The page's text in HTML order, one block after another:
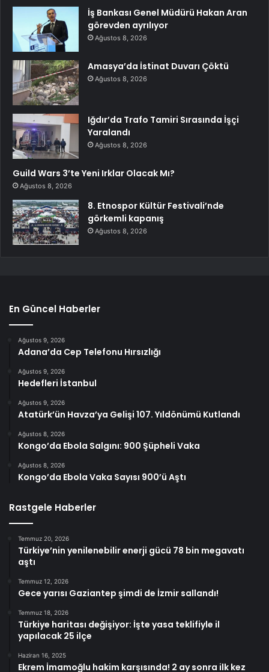
İş Bankası Genel Müdürü Hakan Aran
görevden ayrılıyor
Ağustos 8, 2026
Amasya’da İstinat Duvarı Çöktü
Ağustos 8, 2026
Iğdır’da Trafo Tamiri Sırasında İşçi
Yaralandı
Ağustos 8, 2026
Guild Wars 3’te Yeni Irklar Olacak Mı?
Ağustos 8, 2026
8. Etnospor Kültür Festivali’nde
görkemli kapanış
Ağustos 8, 2026
En Güncel Haberler
Ağustos 9, 2026
Adana’da Cep Telefonu Hırsızlığı
Ağustos 9, 2026
Hedefleri İstanbul
Ağustos 9, 2026
Atatürk’ün Havza’ya Gelişi 107. Yıldönümü Kutlandı
Ağustos 8, 2026
Kongo’da Ebola Salgını: 900 Şüpheli Vaka
Ağustos 8, 2026
Kongo’da Ebola Vaka Sayısı 900’ü Aştı
Rastgele Haberler
Temmuz 20, 2026
Türkiye’nin yenilenebilir enerji gücü 78 bin megavatı
aştı
Temmuz 12, 2026
Gece yarısı Gaziantep şimdi de İzmir sallandı!
Temmuz 18, 2026
Türkiye haritası değişiyor: İşte yasa teklifiyle il
yapılacak 25 ilçe
Haziran 16, 2025
Ekrem İmamoğlu hakim karşısında! 2 ay sonra ilk kez